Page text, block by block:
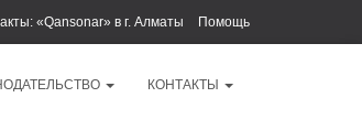
«Qansonar» в г. Алматы Помощь
КОНТАКТЫ